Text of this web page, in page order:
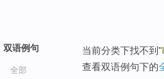
双语例句
全部
当前分类下找不到"
查看双语例句下的